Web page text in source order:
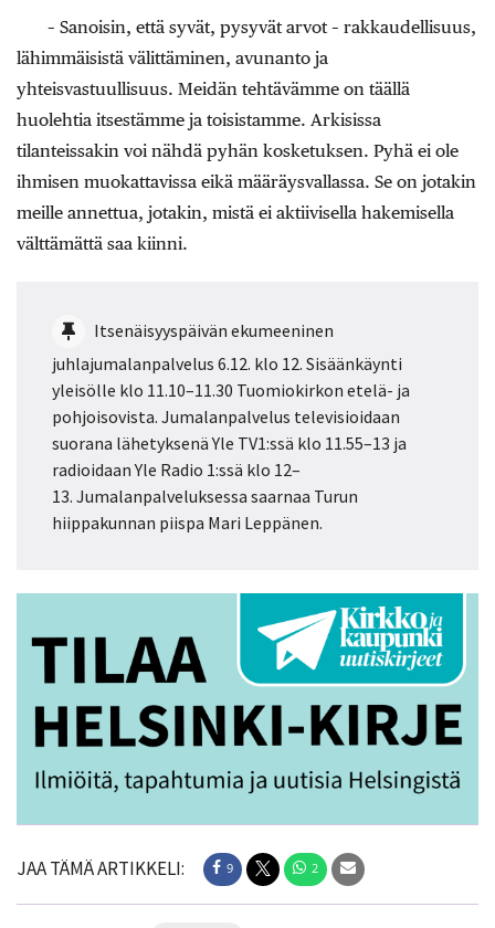
– Sanoisin, että syvät, pysyvät arvot – rakkaudellisuus,
lähimmäisistä välittäminen, avunanto ja
yhteisvastuullisuus. Meidän tehtävämme on täällä
huolehtia itsestämme ja toisistamme. Arkisissa
tilanteissakin voi nähdä pyhän kosketuksen. Pyhä ei ole
ihmisen muokattavissa eikä määräysvallassa. Se on jotakin
meille annettua, jotakin, mistä ei aktiivisella hakemisella
välttämättä saa kiinni.
Itsenäisyyspäivän ekumeeninen
juhlajumalanpalvelus 6.12. klo 12. Sisäänkäynti
yleisölle klo 11.10–11.30 Tuomiokirkon etelä- ja
pohjoisovista. Jumalanpalvelus televisioidaan
suorana lähetyksenä Yle TV1:ssä klo 11.55–13 ja
radioidaan Yle Radio 1:ssä klo 12–
13. Jumalanpalveluksessa saarnaa Turun
hiippakunnan piispa Mari Leppänen.
JAA TÄMÄ ARTIKKELI: 9 2